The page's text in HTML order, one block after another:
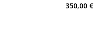
350,00 €